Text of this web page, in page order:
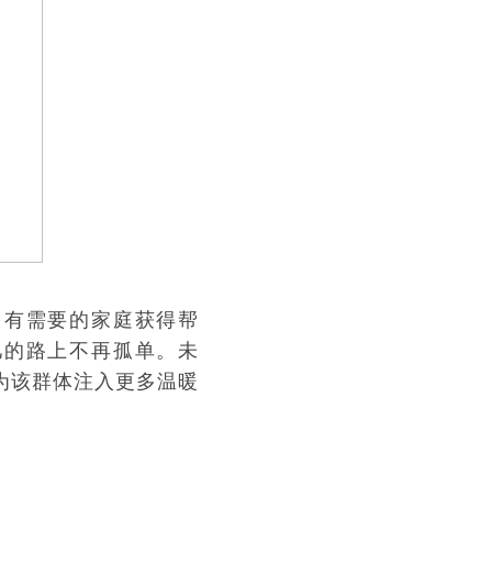
需要的家庭获得帮
路上不再孤单。未
该群体注入更多温暖